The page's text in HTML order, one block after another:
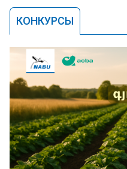
КОНКУРСЫ